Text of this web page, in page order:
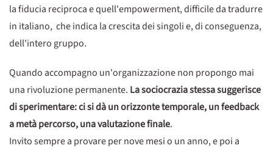
la fiducia reciproca e quell'empowerment, difficile da tradurre
in italiano, che indica la crescita dei singoli e, di conseguenza,
dell'intero gruppo.
Quando accompagno un'organizzazione non propongo mai
una rivoluzione permanente. La sociocrazia stessa suggerisce
di sperimentare: ci si dà un orizzonte temporale, un feedback
a metà percorso, una valutazione finale.
Invito sempre a provare per nove mesi o un anno, e poi a